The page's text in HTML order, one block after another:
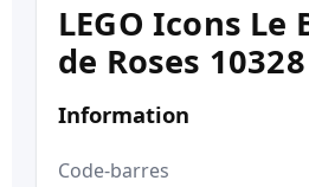
LEGO Icons Le
de Roses 10328
Information
Code-barres